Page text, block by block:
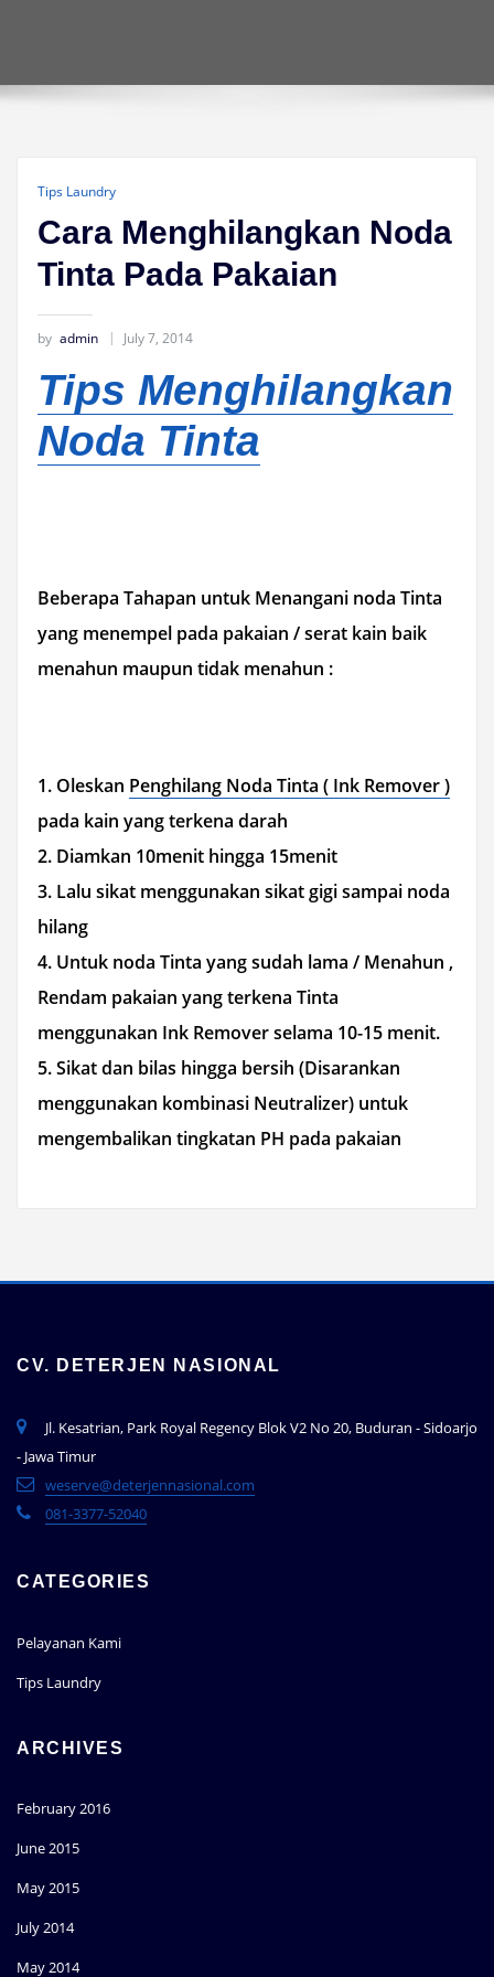
Tips Laundry
Cara Menghilangkan Noda
Tinta Pada Pakaian
by admin July 7, 2014
Tips Menghilangkan
Noda Tinta
Beberapa Tahapan untuk Menangani noda Tinta
yang menempel pada pakaian /serat kain baik
menahun maupun tidak menahun :
1. Oleskan Penghilang Noda Tinta ( Ink Remover )
pada kain yang terkena darah
2. Diamkan 10menit hingga 15menit
3. Lalu sikat menggunakan sikat gigi sampai noda
hilang
4. Untuk noda Tinta yang sudah lama / Menahun ,
Rendam pakaian yang terkena Tinta
menggunakan Ink Remover selama 10-15 menit.
5.Sikat dan bilas hingga bersih (Disarankan
menggunakan kombinasi Neutralizer) untuk
mengembalikan tingkatan PH pada pakaian
CV. DETERJEN NASIONAL
Jl. Kesatrian, Park Royal Regency Blok V2 No 20, Buduran - Sidoarjo
- Jawa Timur
weserve@deterjennasional.com
081-3377-52040
CATEGORIES
Pelayanan Kami
Tips Laundry
ARCHIVES
February 2016
June 2015
May 2015
July 2014
May 2014